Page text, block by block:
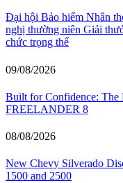
Đại hội Bảo hiểm Nhân
nghị thường niên Giải
chức trọng thể
09/08/2026
Built for Confidence: The
FREELANDER 8
08/08/2026
New Chevy Silverado
1500 and 2500